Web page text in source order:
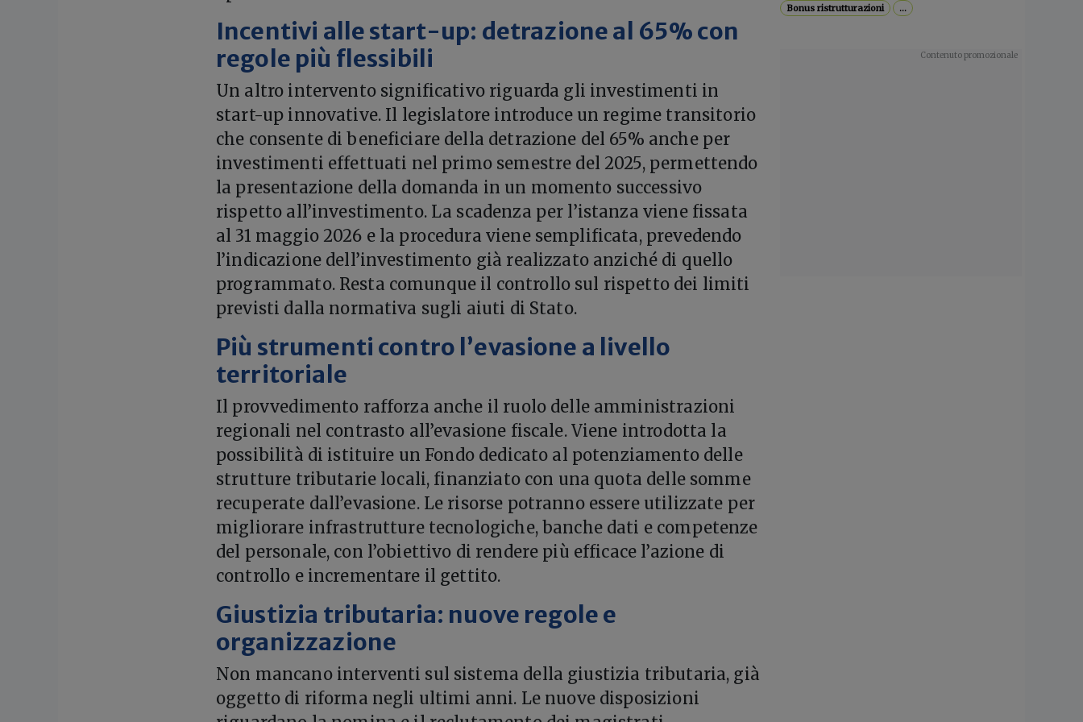
Incentivi alle start-up: detrazione al 65% con
regole più flessibili
Un altro intervento significativo riguarda gli investimenti in
start-up innovative. Il legislatore introduce un regime transitorio
che consente di beneficiare della detrazione del 65% anche per
investimenti effettuati nel primo semestre del 2025, permettendo
la presentazione della domanda in un momento successivo
rispetto all’investimento. La scadenza per l’istanza viene fissata
al 31 maggio 2026 e la procedura viene semplificata, prevedendo
l’indicazione dell’investimento già realizzato anziché di quello
programmato. Resta comunque il controllo sul rispetto dei limiti
previsti dalla normativa sugli aiuti di Stato.
Più strumenti contro l’evasione a livello
territoriale
Il provvedimento rafforza anche il ruolo delle amministrazioni
regionali nel contrasto all’evasione fiscale. Viene introdotta la
possibilità di istituire un Fondo dedicato al potenziamento delle
strutture tributarie locali, finanziato con una quota delle somme
recuperate dall’evasione. Le risorse potranno essere utilizzate per
migliorare infrastrutture tecnologiche, banche dati e competenze
del personale, con l’obiettivo di rendere più efficace l’azione di
controllo e incrementare il gettito.
Giustizia tributaria: nuove regole e
organizzazione
Non mancano interventi sul sistema della giustizia tributaria, già
oggetto di riforma negli ultimi anni. Le nuove disposizioni
Bonus ristrutturazioni
...